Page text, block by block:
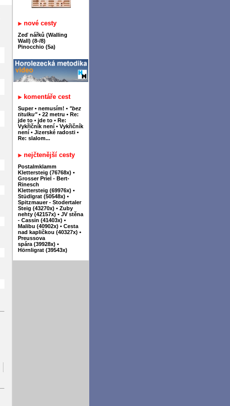
nové cesty
Zeď nářků (Walling
Wall) (8-/8)
Pinocchio (5a)
komentáře cest
Super • nemusím! • "bez
titulku" • 22 metru • Re:
jde to • jde to • Re:
Vykřičník není • Vykřičník
není • Jizerské radosti •
Re: slalom...
nejčtenější cesty
Postalmklamm
Klettersteig (76768x) •
Grosser Priel - Bert-
Rinesch
Klettersteig (69976x) •
Stüdlgrat (50548x) •
Spitzmauer - Stodertaler
Steig (43270x) • Zuby
nehty (42157x) • JV stěna
- Cassin (41403x) •
Malibu (40902x) • Cesta
nad kapličkou (40327x) •
Preussova
spára (39928x) •
Hörnligrat (39543x)